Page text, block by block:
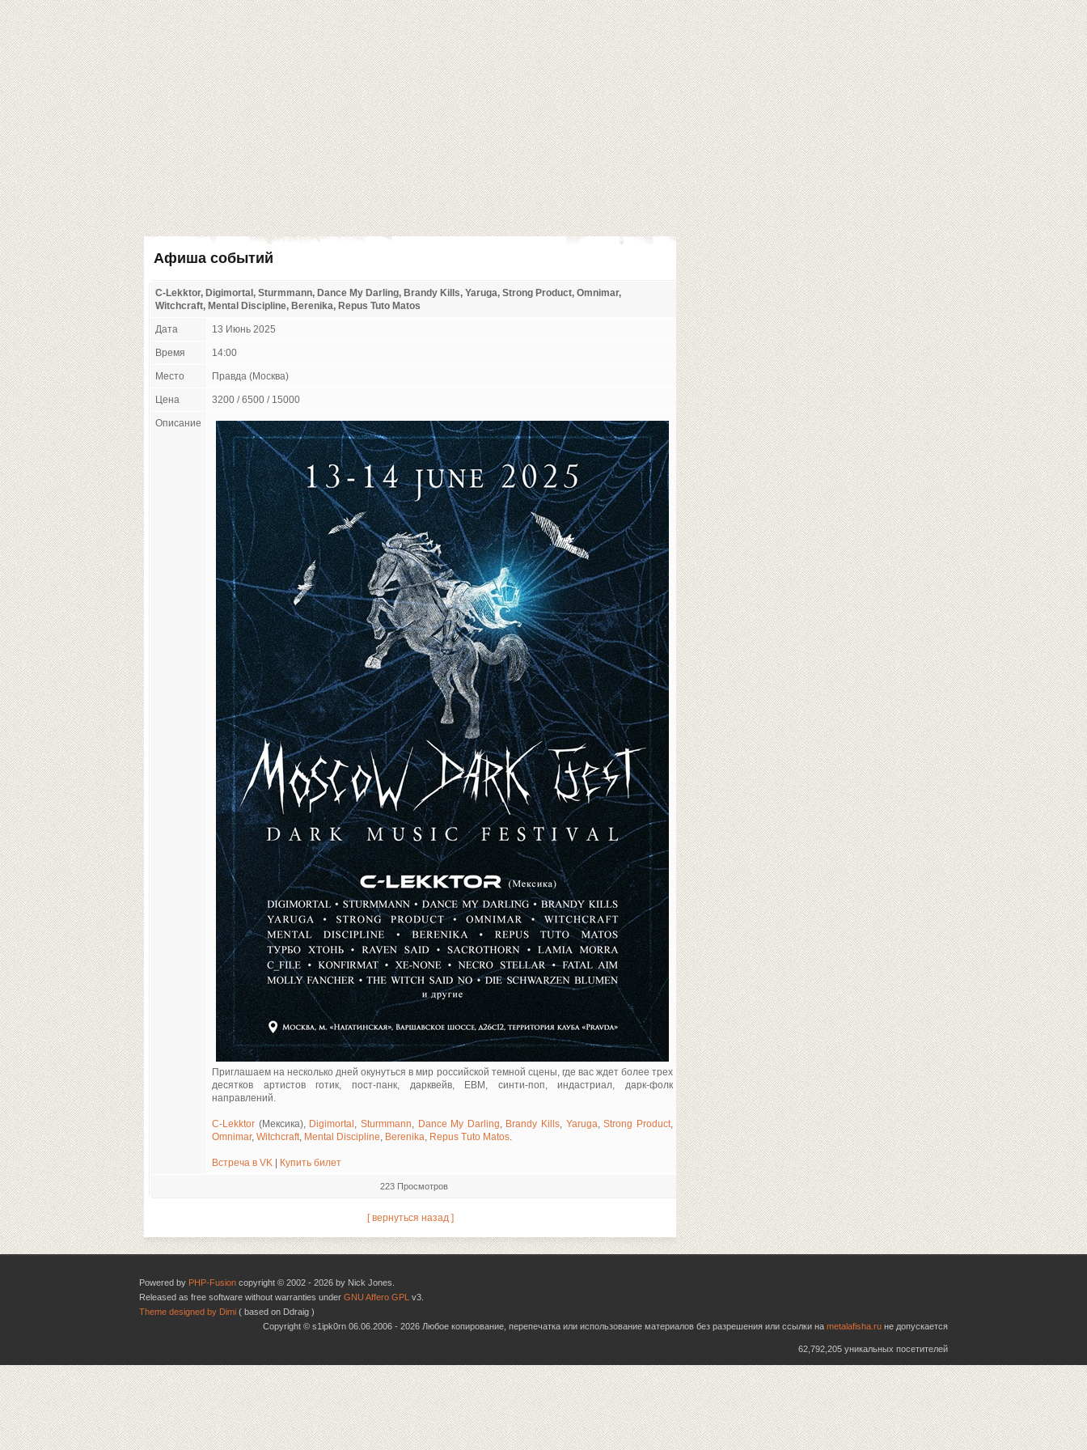
Афиша событий
С-Lekktor, Digimortal, Sturmmann, Dance My Darling, Brandy Kills, Yaruga, Strong Product, Omnimar,
Witchcraft, Mental Discipline, Berenika, Repus Tuto Matos
Дата 13 Июнь 2025
Время 14:00
Место Правда (Москва)
Цена 3200 / 6500 / 15000
Описание
Приглашаем на несколько дней окунуться в мир российской темной сцены, где вас ждет более трех
десятков артистов готик, пост-панк, дарквейв, EBM, синти-поп, индастриал, дарк-фолк
направлений.
С-Lekktor (Мексика), Digimortal Sturmmann Dance My Darling Brandy Kills Yaruga ,Strong Product
Omnimar, Witchcraft Mental Discipline Berenika Repus Tuto Matos
Встреча в VK Купить билет
223 Просмотров
[ вернуться назад ]
Powered by PHP-Fusion copyright © 2002 - 2026 by Nick Jones.
Released as free software without warranties under GNU Affero GPL v3.
Theme designed by Dimi ( based on Ddraig )
Copyright © s1ipk0rn 06.06.2006 - 2026 Любое копирование, перепечатка или использование материалов без разрешения или ссылки на metalafisha.ru не допускается
62,792,205 уникальных посетителей